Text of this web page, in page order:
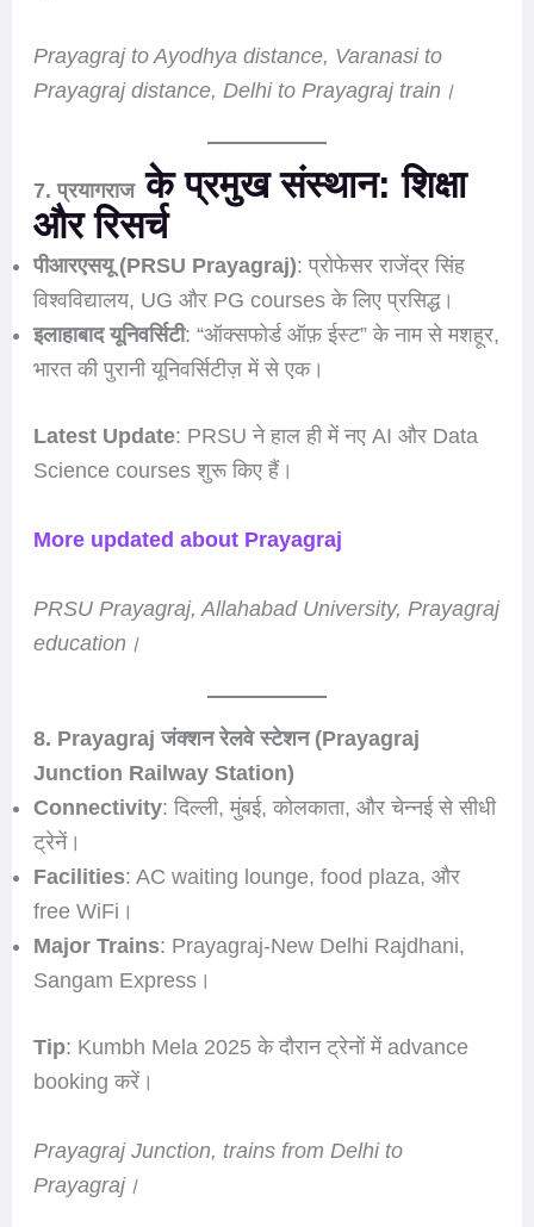
Prayagraj to Ayodhya distance, Varanasi to
Prayagraj distance, Delhi to Prayagraj train।
7. प्रयागराजके प्रमुख संस्थान: शिक्षा
और रिसर्च
पीआरएसयू (PRSU Prayagraj): प्रोफेसर राजेंद्र सिंह
विश्वविद्यालय, UG और PG courses के लिए प्रसिद्ध।
इलाहाबाद यूनिवर्सिटी: “ऑक्सफोर्ड ऑफ़ ईस्ट” के नाम से मशहूर,
भारत की पुरानी यूनिवर्सिटीज़ में से एक।
Latest Update: PRSU ने हाल ही में नए AI और Data
Science courses शुरू किए हैं।
More updated about Prayagraj
PRSU Prayagraj, Allahabad University, Prayagraj
education।
8. Prayagraj जंक्शन रेलवे स्टेशन (Prayagraj
Junction Railway Station)
Connectivity: दिल्ली, मुंबई, कोलकाता, और चेन्नई से सीधी
ट्रेनें।
Facilities: AC waiting lounge, food plaza, और
free WiFi।
Major Trains: Prayagraj-New Delhi Rajdhani,
Sangam Express।
Tip: Kumbh Mela 2025 के दौरान ट्रेनों में advance
booking करें।
Prayagraj Junction, trains from Delhi to
Prayagraj।